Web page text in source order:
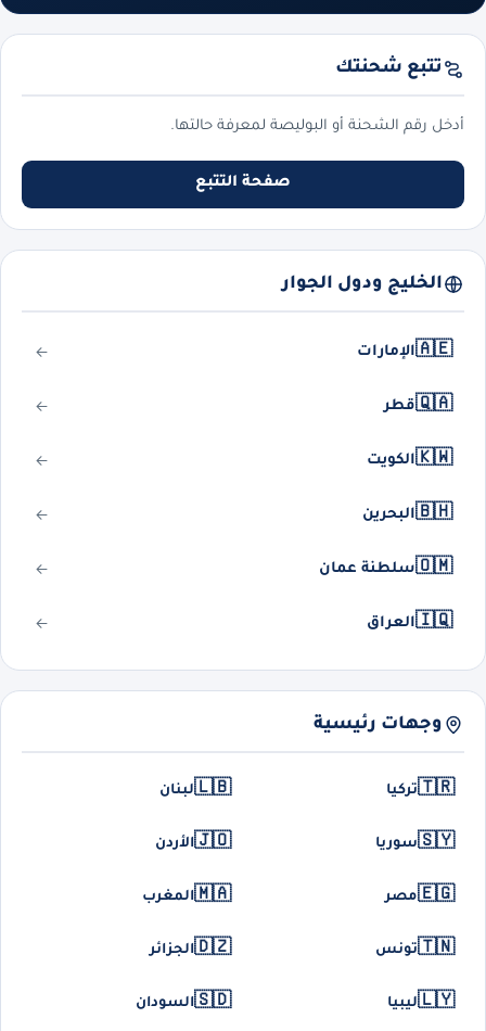
تتبع شحنتك
أدخل رقم الشحنة أو البوليصة لمعرفة حالتها.
صفحة التتبع
الخليج ودول الجوار
🇦🇪الإمارات
🇶🇦قطر
🇰🇼الكويت
🇧🇭البحرين
🇴🇲سلطنة عمان
🇮🇶العراق
وجهات رئيسية
🇹🇷تركيا 🇱🇧لبنان
🇸🇾سوريا 🇯🇴الأردن
🇪🇬مصر 🇲🇦المغرب
🇹🇳تونس 🇩🇿الجزائر
🇱🇾ليبيا 🇸🇩السودان